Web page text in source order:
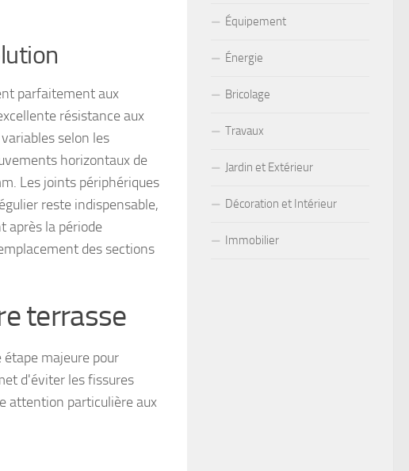
parfaitement aux
résistance aux
selon les
horizontaux de
Les joints périphériques
reste indispensable,
après la période
des sections
terrasse
majeure pour
d'éviter les fissures
attention particulière aux
Équipement
Énergie
Bricolage
Travaux
Jardin et Extérieur
Décoration et Intérieur
Immobilier